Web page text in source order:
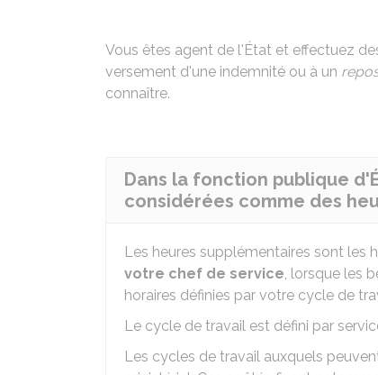
Vous êtes agent de l'État et effectuez
versement d'une indemnité ou à un
connaître.
Dans la fonction publique
considérées comme des
Les heures supplémentaires sont les
votre chef de service, lorsque les
horaires définies par votre cycle de
Le cycle de travail est défini par
Les cycles de travail auxquels